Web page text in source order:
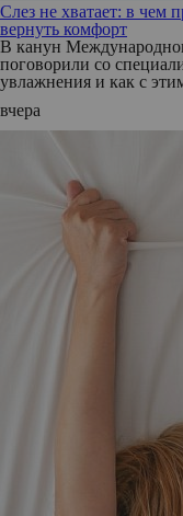
Слез не хватает: в чем
вернуть комфорт
В канун
поговорили со
увлажнения и как с
вчера